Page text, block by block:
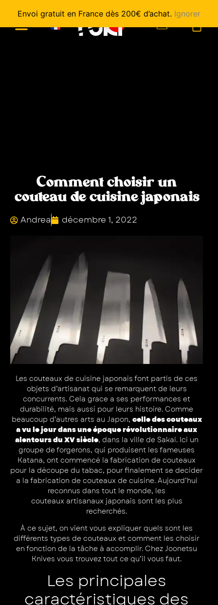
Envoi gratuit en France dès 200€ d’achat. Ignorer
Comment choisir un
couteau de cuisine japonais
Andrea décembre 1, 2022
Les couteaux de cuisine japonais font partis de ces
objets d’artisanat qui se remarquent de leurs
concurrents. Cela grace a ses performances et
durabilité, mais aussi pour leurs histoire. Comme
beaucoup d’autres arts au Japon, celle des couteaux
a vu le jour dans une époque révolutionnaire aux
alentours du XV siècle, dans la ville de Sakai. Ici un
groupe de forgerons, qui produisent les fameuses
Katana, ont commencé la fabrication de couteaux
pour la découpe du tabac, pour finalement se decider
a la fabrication de couteaux de cuisine. Aujourd’hui
reconnus dans tout le monde, les
couteaux artisanaux japonais sont les plus
recherchés.
À ce sujet, on vient vous expliquer quels sont les
différents types de couteaux et comment les choisir
en fonction de la tâche à accomplir. Chez Joonetsu
Knives vous trouvez tout ce qu’il vous faut.
Les principales
caractéristiques des